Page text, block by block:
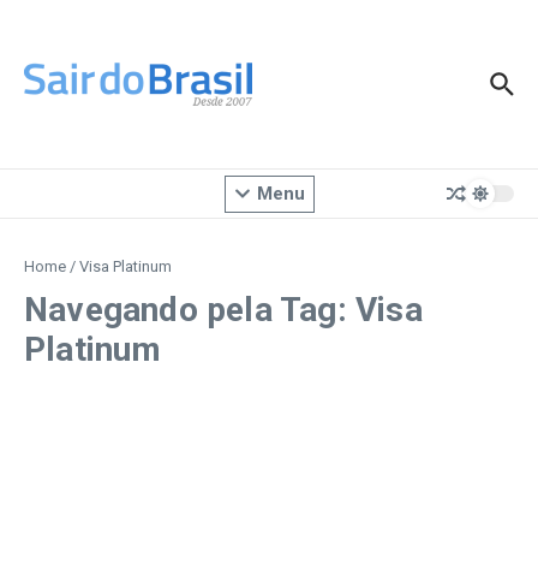
Menu
Home / Visa Platinum
Navegando pela Tag: Visa
Platinum